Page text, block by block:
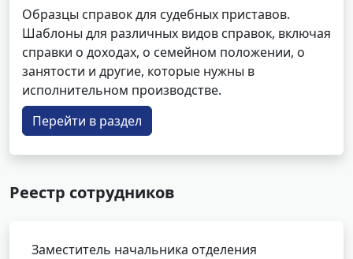
Образцы справок для судебных приставов.
Шаблоны для различных видов справок, включая
справки о доходах, о семейном положении, о
занятости и другие, которые нужны в
исполнительном производстве.
Перейти в раздел
Реестр сотрудников
Заместитель начальника отделения